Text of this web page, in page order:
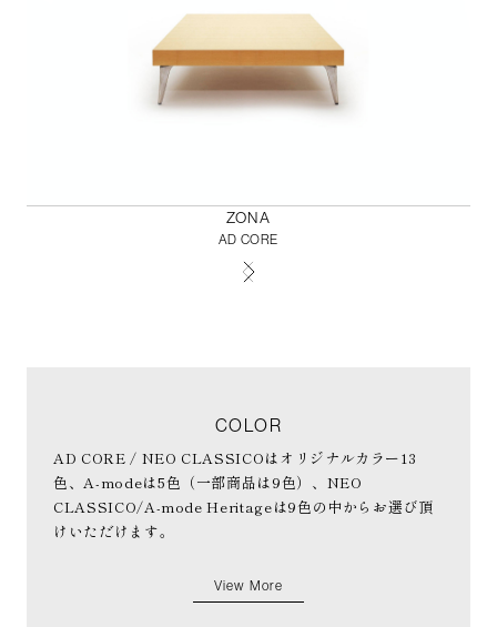
ZONA
AD CORE
COLOR
AD CORE / NEO CLASSICOはオリジナルカラー13
色、A-modeは5色（一部商品は9色）、NEO
CLASSICO/A-mode Heritageは9色の中からお選び頂
けいただけます。
View More